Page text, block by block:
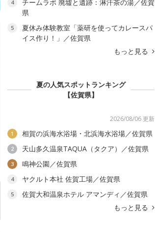
4
チームラボ 廃墟と遺跡：淋汗茶の湯／佐賀
県
5
夏休み体験教室「薬研を使ってカレースパ
イス作り！」／佐賀県
もっと見る
夏の人気スポットランキング
【佐賀県】
2026/08/06 更新
1 相賀の浜海水浴場・北浜海水浴場／佐賀県
2 天山多久温泉TAQUA（タクア）／佐賀県
3 鳴神公園／佐賀県
4 ヤクルト本社 佐賀工場／佐賀県
5
佐賀大和温泉ホテル アマンディ／佐賀県
もっと見る